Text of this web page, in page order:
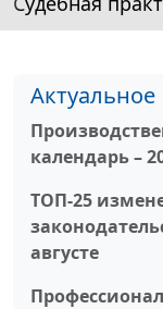
Актуальное
календарь –
ТОП-25
августе